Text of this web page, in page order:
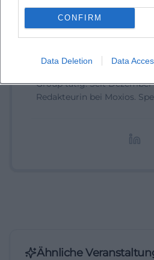
CONFIRM
Data Deletion Data
Laura
1999 in Passau geboren.
Group tätig. Seit Dezember
Redakteurin bei Moxios.
Ähnliche